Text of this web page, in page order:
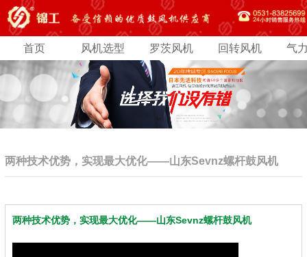
首页 风机选型 罗茨风机 回转风机 气
两种技术优势，实现最大优化——山东Sevnz螺杆鼓风机
两种技术优势，实现最大优化——山东Sevnz螺杆鼓风机